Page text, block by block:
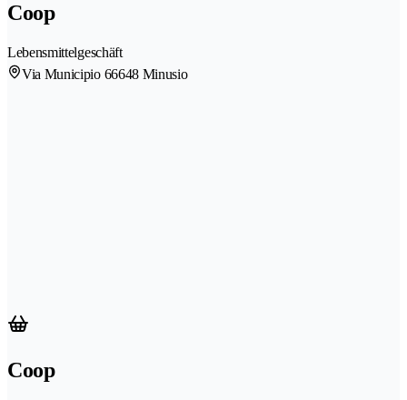
Coop
Lebensmittelgeschäft
Via Municipio 66648 Minusio
Coop